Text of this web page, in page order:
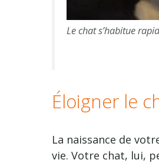
Le chat s’habitue
Éloigner le
La naissance de
vie. Votre chat, lui,